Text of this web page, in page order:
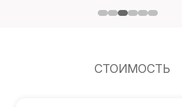
СТОИМОСТЬ